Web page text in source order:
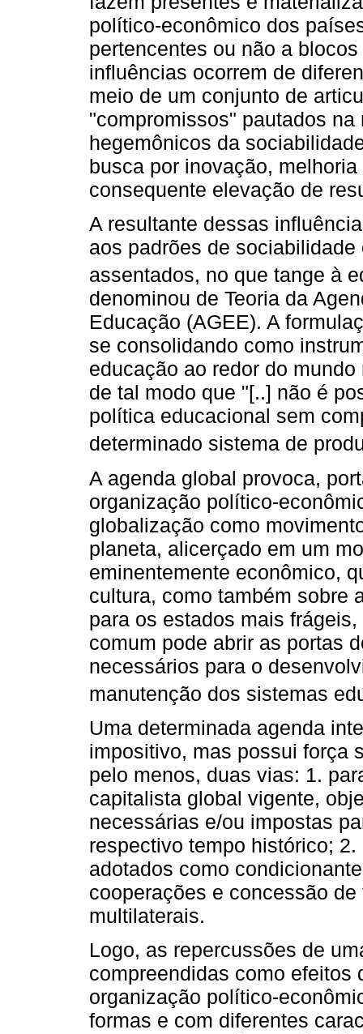
político-econômico dos
pertencentes ou não a
influências ocorrem de
meio de um conjunto de
"compromissos" pautados
hegemônicos da
busca por inovação,
consequente elevação de
A resultante dessas
aos padrões de
assentados, no que tange à
denominou de Teoria da
Educação (AGEE). A
se consolidando como
educação ao redor do
de tal modo que "[..] não é
política educacional sem
determinado sistema de
A agenda global provoca,
organização político-
globalização como
planeta, alicerçado em um
eminentemente econômico,
cultura, como também sobre
para os estados mais
comum pode abrir as portas
necessários para o
manutenção dos sistemas
Uma determinada agenda
impositivo, mas possui força
pelo menos, duas vias: 1.
capitalista global vigente,
necessárias e/ou impostas
respectivo tempo histórico;
adotados como
cooperações e concessão
multilaterais.
Logo, as repercussões de
compreendidas como efeitos
organização político-
formas e com diferentes